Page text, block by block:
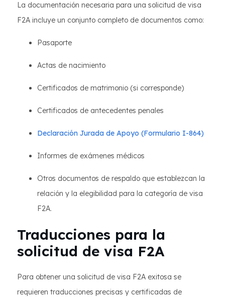
La documentación necesaria para una solicitud de visa
F2A incluye un conjunto completo de documentos como:
Pasaporte
Actas de nacimiento
Certificados de matrimonio (si corresponde)
Certificados de antecedentes penales
Declaración Jurada de Apoyo (Formulario I-864)
Informes de exámenes médicos
Otros documentos de respaldo que establezcan la
relación y la elegibilidad para la categoría de visa
F2A.
Traducciones para la
solicitud de visa F2A
Para obtener una solicitud de visa F2A exitosa se
requieren traducciones precisas y certificadas de